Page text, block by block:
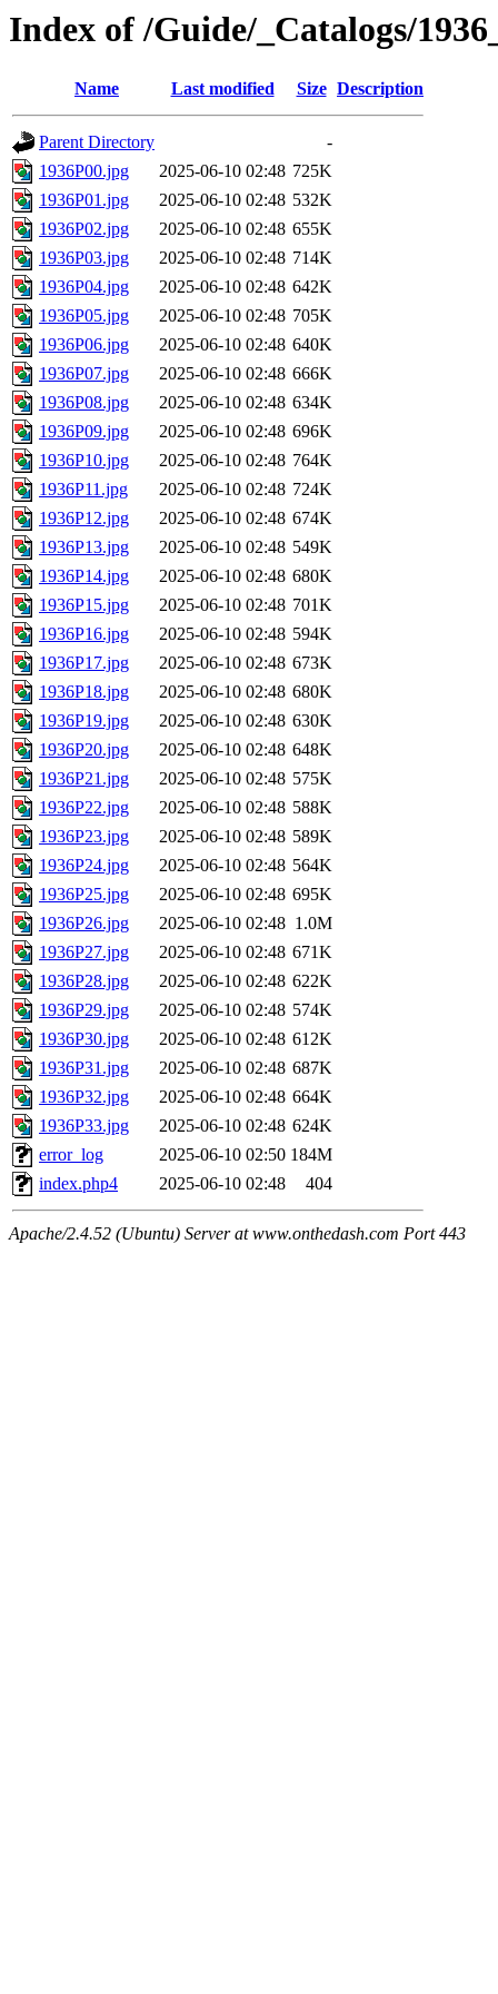
Index of /Guide/_Catalogs/
Name Last modified Size Description
Parent Directory
-
1936P00.jpg
2025-06-10 02:48 725K
1936P01.jpg
2025-06-10 02:48 532K
1936P02.jpg
2025-06-10 02:48 655K
1936P03.jpg
2025-06-10 02:48 714K
1936P04.jpg
2025-06-10 02:48 642K
1936P05.jpg
2025-06-10 02:48 705K
1936P06.jpg
2025-06-10 02:48 640K
1936P07.jpg
2025-06-10 02:48 666K
1936P08.jpg
2025-06-10 02:48 634K
1936P09.jpg
2025-06-10 02:48 696K
1936P10.jpg
2025-06-10 02:48 764K
1936P11.jpg
2025-06-10 02:48 724K
1936P12.jpg
2025-06-10 02:48 674K
1936P13.jpg
2025-06-10 02:48 549K
1936P14.jpg
2025-06-10 02:48 680K
1936P15.jpg
2025-06-10 02:48 701K
1936P16.jpg
2025-06-10 02:48 594K
1936P17.jpg
2025-06-10 02:48 673K
1936P18.jpg
2025-06-10 02:48 680K
1936P19.jpg
2025-06-10 02:48 630K
1936P20.jpg
2025-06-10 02:48 648K
1936P21.jpg
2025-06-10 02:48 575K
1936P22.jpg
2025-06-10 02:48 588K
1936P23.jpg
2025-06-10 02:48 589K
1936P24.jpg
2025-06-10 02:48 564K
1936P25.jpg
2025-06-10 02:48 695K
1936P26.jpg
2025-06-10 02:48 1.0M
1936P27.jpg
2025-06-10 02:48 671K
1936P28.jpg
2025-06-10 02:48 622K
1936P29.jpg
2025-06-10 02:48 574K
1936P30.jpg
2025-06-10 02:48 612K
1936P31.jpg
2025-06-10 02:48 687K
1936P32.jpg
2025-06-10 02:48 664K
1936P33.jpg
2025-06-10 02:48 624K
error_log
2025-06-10 02:50 184M
index.php4
2025-06-10 02:48 404
Apache/2.4.52 (Ubuntu) Server at www.onthedash.com Port 443